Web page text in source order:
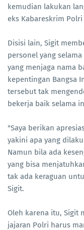
kemudian lakukan
eks Kabareskrim
Disisi lain, Sigit
personel yang
yang menjaga nama
kepentingan Bangsa
tersebut tak
bekerja baik selama
"Saya berikan
yakini apa yang
Namun bila ada
yang bisa
tak ada keraguan
Sigit.
Oleh karena itu, Sigit
jajaran Polri harus